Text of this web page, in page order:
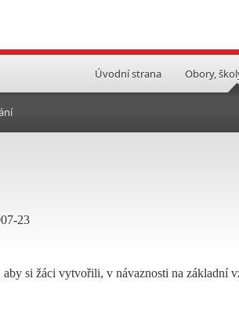
Úvodní strana Obory,
23
si žáci vytvořili, v návaznosti na základní